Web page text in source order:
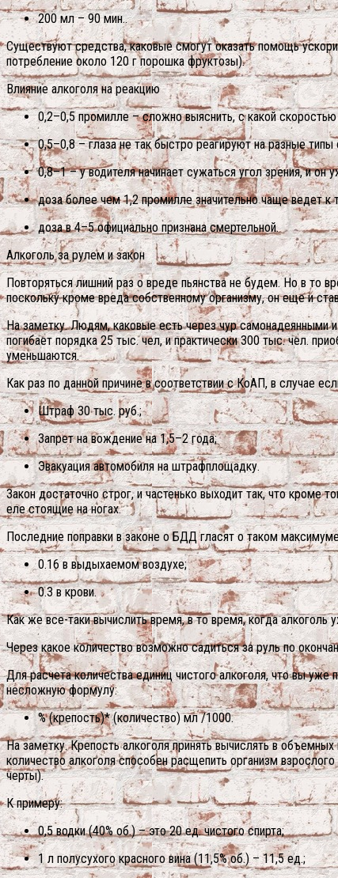
200 мл – 90 мин..
Существуют средства, каковые смогут оказать помощь
потребление около 120 г порошка фруктозы).
Влияние алкоголя на реакцию
0,2–0,5 промилле – сложно выяснить, с какой
0,5–0,8 – глаза не так быстро реагируют на разные
0,8–1 – у водителя начинает сужаться угол зрения, и
доза более чем 1,2 промилле значительно чаще ведет к
доза в 4–5 официально признана смертельной.
Алкоголь за рулем и закон
Повторяться лишний раз о вреде пьянства не будем. Но в то
поскольку кроме вреда собственному организму, он еще и
На заметку. Людям, каковые есть через чур самонадеянными
погибает порядка 25 тыс. чел, и практически 300 тыс. чел.
уменьшаются.
Как раз по данной причине в соответствии с КоАП, в случае
Штраф 30 тыс. руб.;
Запрет на вождение на 1,5–2 года;
Эвакуация автомобиля на штрафплощадку.
Закон достаточно строг, и частенько выходит так, что кроме
еле стоящие на ногах.
Последние поправки в законе о БДД гласят о таком
0.16 в выдыхаемом воздухе;
0.3 в крови.
Как же все-таки вычислить время, в то время, когда
Через какое количество возможно садиться за руль по
Для расчета количества единиц чистого алкоголя, что вы
несложную формулу:
% (крепость)* (количество) мл /1000.
На заметку. Крепость алкоголя принять вычислять в
количество алкоголя способен расщепить организм
черты).
К примеру:
0,5 водки (40% об.) – это 20 ед. чистого спирта;
1 л полусухого красного вина (11,5% об.) – 11,5 ед.;